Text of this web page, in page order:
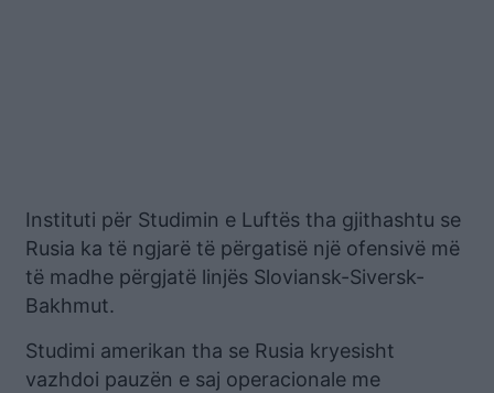
Instituti për Studimin e Luftës tha gjithashtu se
Rusia ka të ngjarë të përgatisë një ofensivë më
të madhe përgjatë linjës Sloviansk-Siversk-
Bakhmut.
Studimi amerikan tha se Rusia kryesisht
vazhdoi pauzën e saj operacionale me